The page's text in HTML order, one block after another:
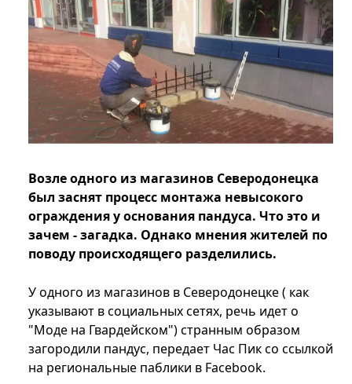
Возле одного из магазинов Северодонецка
был заснят процесс монтажа невысокого
ограждения у основания пандуса. Что это и
зачем - загадка. Однако мнения жителей по
поводу происходящего разделились.
У одного из магазинов в Северодонецке ( как
указывают в социальных сетях, речь идет о
"Моде на Гвардейском") странным образом
загородили пандус, передает Час Пик со ссылкой
на региональные паблики в Facebook.